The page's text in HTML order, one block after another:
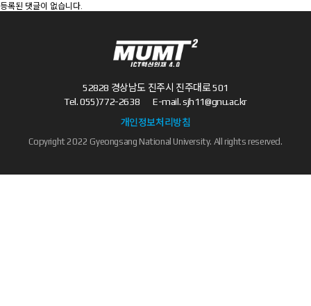
등록된 댓글이 없습니다.
52828 경상남도 진주시 진주대로 501
Tel.055)772-2638 E-mail.sjh11@gnu.ac.kr
개인정보처리방침
Copyright 2022 Gyeongsang National University. All rights reserved.